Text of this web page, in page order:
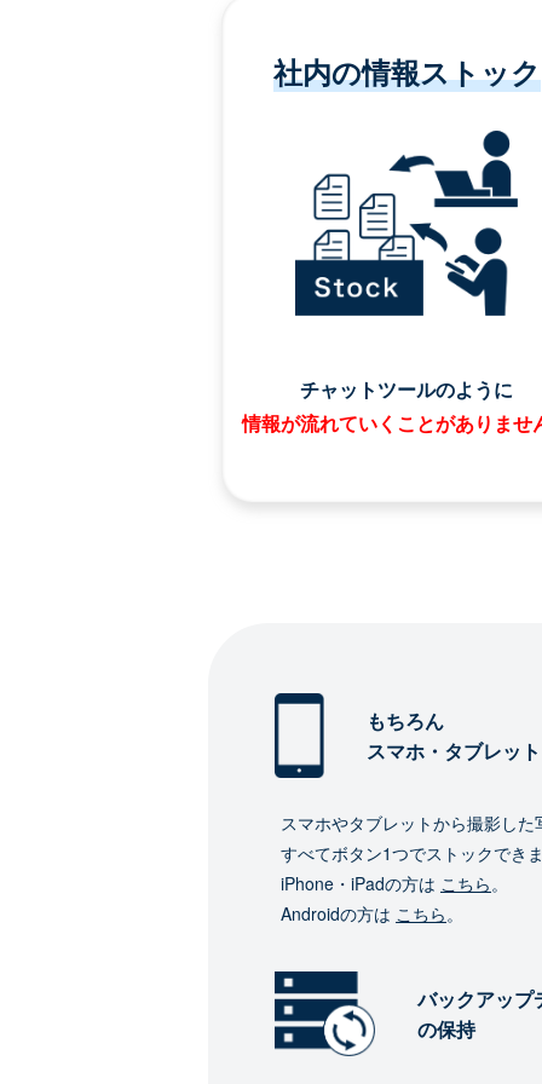
社内の情報ストック
チャットツールのように
情報が流れていくことがありませ
もちろん
スマホ・タブレッ
スマホやタブレットから撮影した
すべてボタン1つでストックでき
iPhone・iPadの方は こちら。
Androidの方は こちら。
バックアップ
の保持